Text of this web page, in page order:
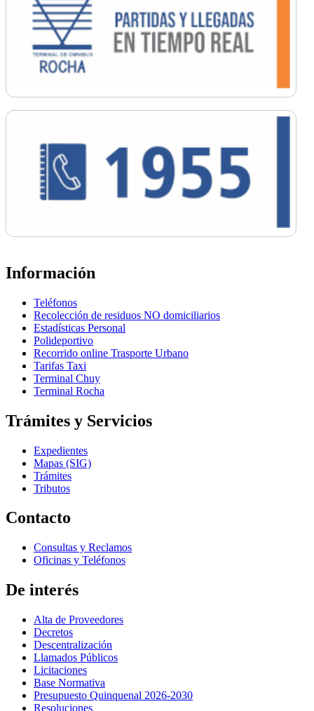
Información
Teléfonos
Recolección de residuos NO domiciliarios
Estadísticas Personal
Polideportivo
Recorrido online Trasporte Urbano
Tarifas Taxi
Terminal Chuy
Terminal Rocha
Trámites y Servicios
Expedientes
Mapas (SIG)
Trámites
Tributos
Contacto
Consultas y Reclamos
Oficinas y Teléfonos
De interés
Alta de Proveedores
Decretos
Descentralización
Llamados Públicos
Licitaciones
Base Normativa
Presupuesto Quinquenal 2026-2030
Resoluciones